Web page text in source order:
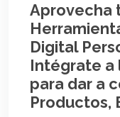
Aprovecha
Digital
Intégrate a
para dar a
Productos,